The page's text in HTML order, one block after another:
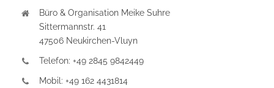
Büro & Organisation Meike Suhre
Sittermannstr. 41
47506 Neukirchen-Vluyn
Telefon: +49 2845 9842449
Mobil: +49 162 4431814